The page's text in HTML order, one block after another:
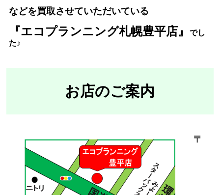
などを買取させていただいている
『エコプランニング札幌豊平店』でし
た♪
お店のご案内
〒